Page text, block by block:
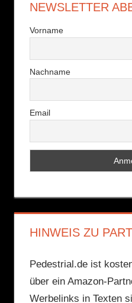
NEWSLETTER
Vorname
Nachname
Email
HINWEIS ZU
Pedestrial.de ist
über ein Amazon-
Werbelinks in Texten